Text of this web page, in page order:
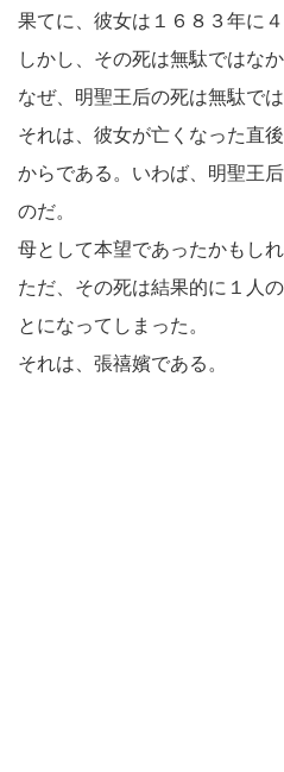
果てに、彼女は１６８３年に
しかし、その死は無駄ではなか
なぜ、明聖王后の死は無駄では
それは、彼女が亡くなった直
からである。いわば、明聖王
のだ。
母として本望であったかもしれ
ただ、その死は結果的に１人
とになってしまった。
それは、張禧嬪である。